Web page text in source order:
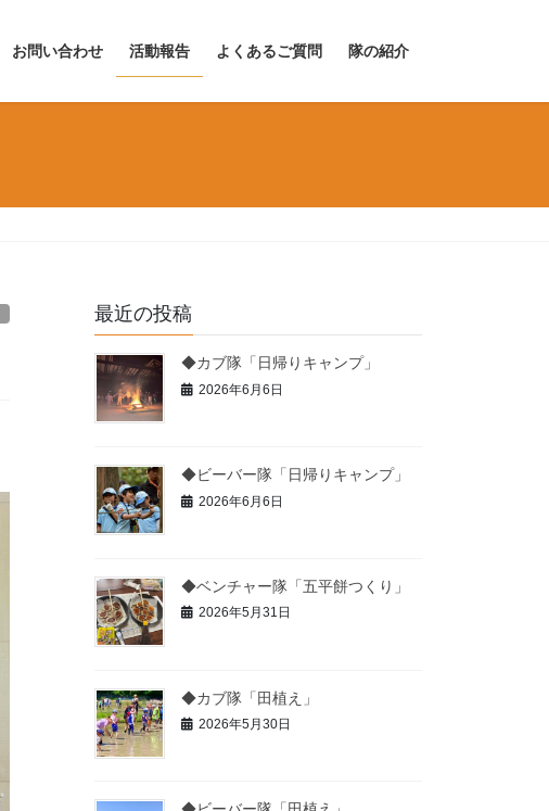
お問い合わせ 活動報告 よくあるご質問 隊の紹介
最近の投稿
◆カブ隊「日帰りキャンプ」
2026年6月6日
◆ビーバー隊「日帰りキャンプ」
2026年6月6日
◆ベンチャー隊「五平餅つくり」
2026年5月31日
◆カブ隊「田植え」
2026年5月30日